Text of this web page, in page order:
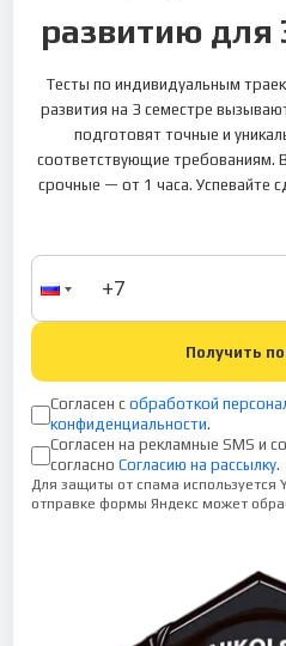
развитию для
Тесты по индивидуальным
развития на 3 семестре
подготовят точные и
соответствующие требованиям.
срочные — от 1 часа. Успевайте
Получить
Согласен с обработкой
конфиденциальности.
Согласен на рекламные SMS и
согласно Согласию на рассылку.
Для защиты от спама используется
отправке формы Яндекс может